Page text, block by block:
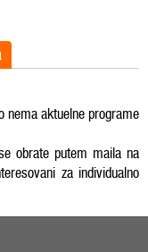
nema aktuelne programe
obrate putem maila na
za individualno